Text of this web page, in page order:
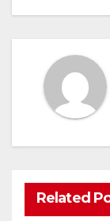
Related